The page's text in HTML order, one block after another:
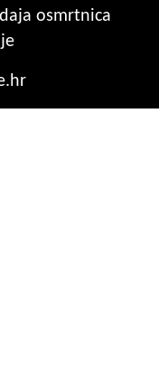
osmrtnica